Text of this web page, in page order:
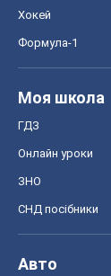
Хокей
Формула-1
Моя школа
ГДЗ
Онлайн уроки
ЗНО
СНД посібники
Авто